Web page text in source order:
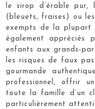
le sirop d’érable pur,
(bleuets, fraises) ou
exempts de la plupart
également appréciés
enfants aux grands-
les risques de faux
gourmande
professionnel, offrir
toute la famille d’un
particulièrement